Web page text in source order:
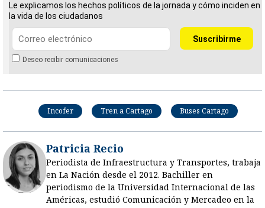
Le explicamos los hechos políticos de la jornada y cómo inciden en
la vida de los ciudadanos
Deseo recibir comunicaciones
Incofer Tren a Cartago Buses Cartago
Patricia Recio
Periodista de Infraestructura y Transportes, trabaja
en La Nación desde el 2012. Bachiller en
periodismo de la Universidad Internacional de las
Américas, estudió Comunicación y Mercadeo en la